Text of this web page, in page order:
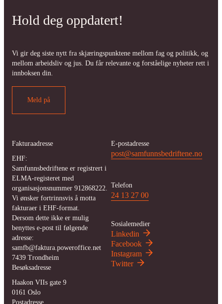
Hold deg oppdatert!
Vi gir deg siste nytt fra skjæringspunktene mellom fag og politikk, og
mellom arbeidsliv og jus. Du får relevante og forståelige nyheter rett i
innboksen din.
Meld på
Fakturaadresse
EHF:
Samfunnsbedriftene er registrert i
ELMA-registeret med
organisasjonsnummer 912868222.
Vi ønsker fortrinnsvis å motta
fakturaer i EHF-format.
Dersom dette ikke er mulig
benyttes e-post til følgende
adresse:
samfb@faktura.poweroffice.net
7439 Trondheim
Besøksadresse
Haakon VIIs gate 9
0161 Oslo
Postadresse
E-postadresse
post@samfunnsbedriftene.no
Telefon
24 13 27 00
Sosialemedier
Linkedin
Facebook
Instagram
Twitter